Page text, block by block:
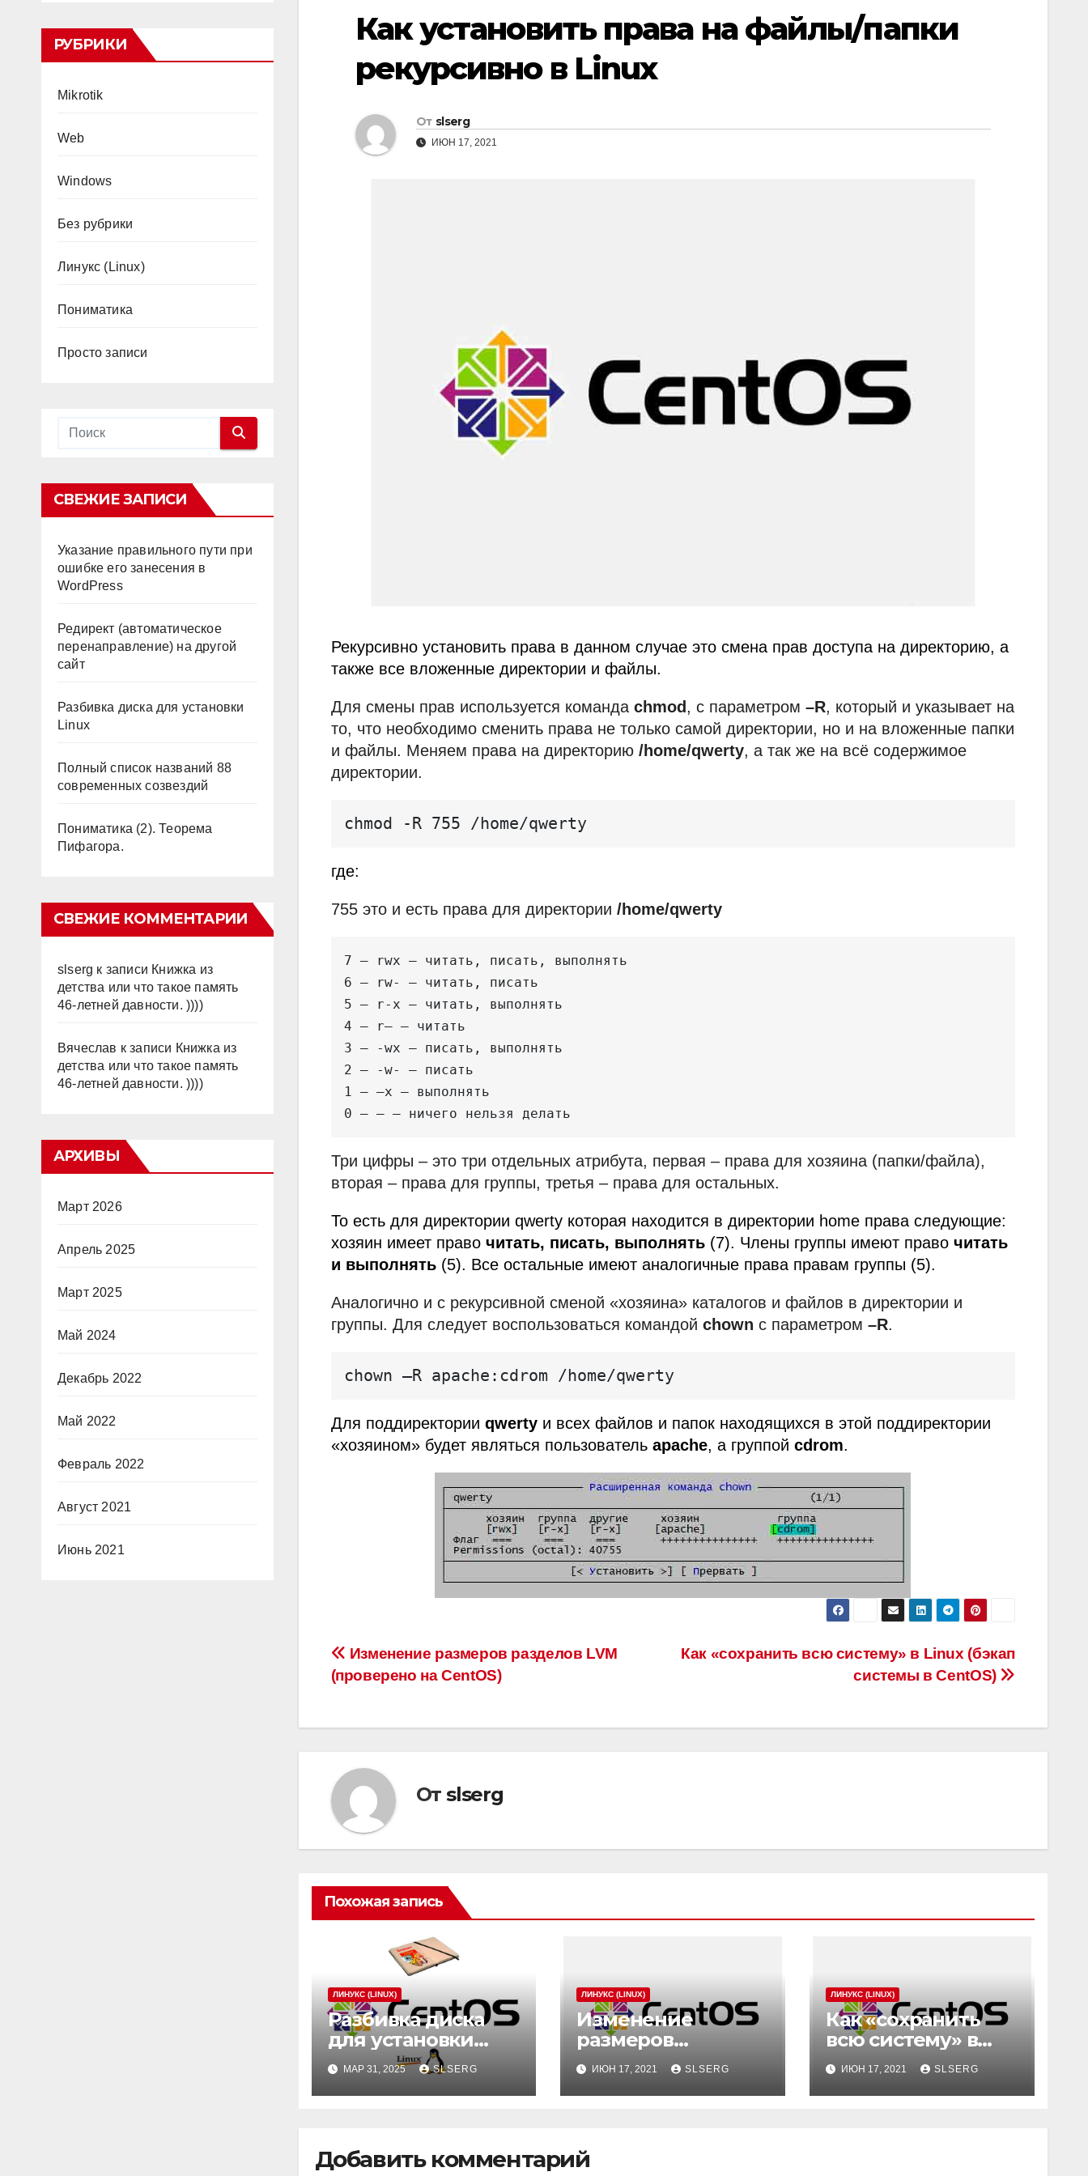
РУБРИКИ
Mikrotik
Web
Windows
Без рубрики
Линукс (Linux)
Пониматика
Просто записи
СВЕЖИЕ ЗАПИСИ
Указание правильного пути при
ошибке его занесения в
WordPress
Редирект (автоматическое
перенаправление) на другой
сайт
Разбивка диска для установки
Linux
Полный список названий 88
современных созвездий
Пониматика (2). Теорема
Пифагора.
СВЕЖИЕ КОММЕНТАРИИ
slserg к записи Книжка из
детства или что такое память
46-летней давности. ))))
Вячеслав к записи Книжка из
детства или что такое память
46-летней давности. ))))
АРХИВЫ
Март 2026
Апрель 2025
Март 2025
Май 2024
Декабрь 2022
Май 2022
Февраль 2022
Август 2021
Июнь 2021
Как установить права на файлы/папки
рекурсивно в Linux
От slserg
ИЮН 17, 2021
Рекурсивно установить права в данном случае это смена прав доступа на директорию, а
также все вложенные директории и файлы.
Для смены прав используется команда chmod , с параметром –R, который и указывает на
то, что необходимо сменить права не только самой директории, но и на вложенные папки
и файлы. Меняем права на директорию /home/qwerty, а так же на всё содержимое
директории.
chmod -R 755 /home/qwerty
где:
755 это и есть права для директории /home/qwerty
7 — rwx — читать, писать, выполнять
6 — rw- — читать, писать
5 — r-x — читать, выполнять
4 — r— — читать
3 — -wx — писать, выполнять
2 — -w- — писать
1 — —x — выполнять
Три цифры – это три отдельных атрибута, первая – права для хозяина (папки/файла),
вторая – права для группы, третья – права для остальных.
То есть для директории qwerty которая находится в директории home права следующие:
хозяин имеет право читать, писать, выполнять(7). Члены группы имеют право читать
и выполнять(5). Все остальные имеют аналогичные права правам группы (5).
Аналогично и с рекурсивной сменой «хозяина» каталогов и файлов в директории и
группы. Для следует воспользоваться командой chown с параметром –R.
chown –R apache:cdrom /home/qwerty
Для поддиректории qwertyи всех файлов и папок находящихся в этой поддиректории
«хозяином» будет являться пользователь apache, а группой cdrom.
Навигация
по
записям
Как «сохранить всю систему» в Linux (бэкап
системы в CentOS)
Изменение размеров разделов LVM
(проверено на CentOS)
От slserg
Похожая запись
ЛИНУКС (LINUX)
Разбивка диска
для установки
Linux
МАР 31, 2025 SLSERG
ЛИНУКС (LINUX)
Изменение
размеров
разделов LVM
(проверено на
CentOS)
ИЮН 17, 2021 SLSERG
ЛИНУКС (LINUX)
Как «сохранить
всю систему» в
Linux (бэкап
системы в CentOS)
ИЮН 17, 2021 SLSERG
Добавить комментарий